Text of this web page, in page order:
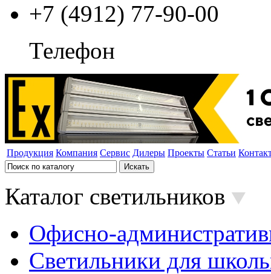
+7 (4912) 77-90-00
Телефон
Продукция Компания Сервис Дилеры Проекты Статьи
Каталог светильников
Офисно-
Светильники для